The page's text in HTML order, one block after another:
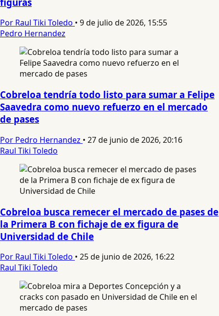
Por Raul Tiki Toledo • 9 de julio de 2026, 15:55
Pedro Hernandez
Cobreloa tendría todo listo para sumar a Felipe
Saavedra como nuevo refuerzo en el mercado
de pases
Por Pedro Hernandez • 27 de junio de 2026, 20:16
Raul Tiki Toledo
Cobreloa busca remecer el mercado de pases de
la Primera B con fichaje de ex figura de
Universidad de Chile
Por Raul Tiki Toledo • 25 de junio de 2026, 16:22
Raul Tiki Toledo